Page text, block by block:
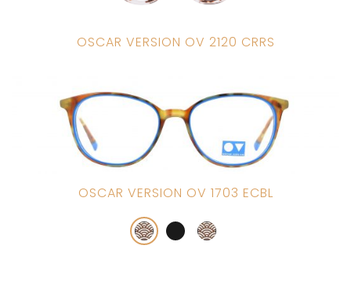
OSCAR VERSION OV 2120 CRRS
OSCAR VERSION OV 1703 ECBL